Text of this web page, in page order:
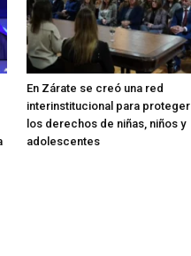
En Zárate se creó una red
interinstitucional para proteger
los derechos de niñas, niños y
adolescentes